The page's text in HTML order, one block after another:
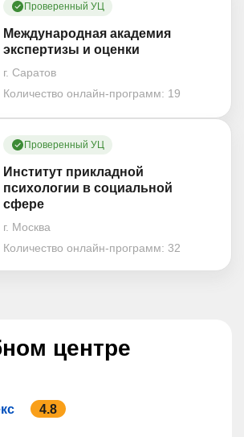
Проверенный УЦ
Международная академия
экспертизы и оценки
г. Саратов
Количество онлайн-программ: 19
Проверенный УЦ
Институт прикладной
психологии в социальной
сфере
г. Москва
Количество онлайн-программ: 32
центре
4.8